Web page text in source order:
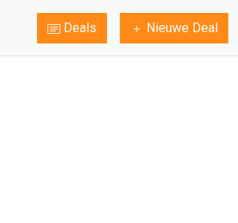
Deals Nieuwe Deal